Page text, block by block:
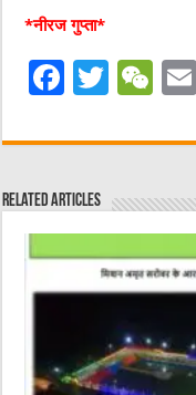
*नीरज गुप्ता*
F
c
e
b
o
o
T
it
r
W
C
at
Related Articles